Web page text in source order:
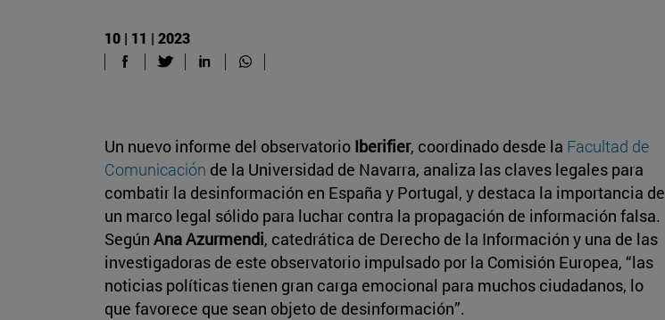
10 | 11 | 2023
Un nuevo informe del observatorio Iberifier, coordinado desde la Facultad de
Comunicación de la Universidad de Navarra, analiza las claves legales para
combatir la desinformación en España y Portugal, y destaca la importancia de
un marco legal sólido para luchar contra la propagación de información falsa.
Según Ana Azurmendi, catedrática de Derecho de la Información y una de las
investigadoras de este observatorio impulsado por la Comisión Europea, “las
noticias políticas tienen gran carga emocional para muchos ciudadanos, lo
que favorece que sean objeto de desinformación”.